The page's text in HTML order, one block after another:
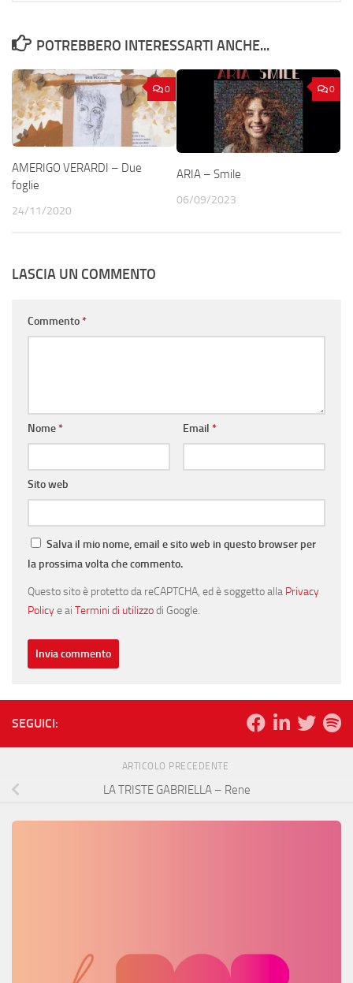
POTREBBERO INTERESSARTI ANCHE...
0
AMERIGO VERARDI – Due
foglie
24/11/2020
0
ARIA – Smile
06/09/2023
LASCIA UN COMMENTO
Commento*
Nome* Email *
Sito web
Salva il mio nome, email e sito web in questo browser per
la prossima volta che commento.
Questo sito è protetto da reCAPTCHA, ed è soggetto alla Privacy
Policye ai Termini di utilizzodi Google.
SEGUICI:
ARTICOLO PRECEDENTE
LA TRISTE GABRIELLA – Rene